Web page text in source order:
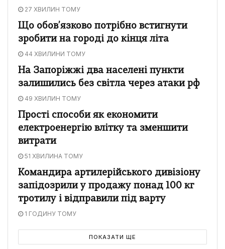
27 ХВИЛИН ТОМУ
Що обов’язково потрібно встигнути
зробити на городі до кінця літа
44 ХВИЛИНИ ТОМУ
На Запоріжжі два населені пункти
залишились без світла через атаки рф
49 ХВИЛИН ТОМУ
Прості способи як економити
електроенергію влітку та зменшити
витрати
51 ХВИЛИНА ТОМУ
Командира артилерійського дивізіону
запідозрили у продажу понад 100 кг
тротилу і відправили під варту
1 ГОДИНУ ТОМУ
ПОКАЗАТИ ЩЕ